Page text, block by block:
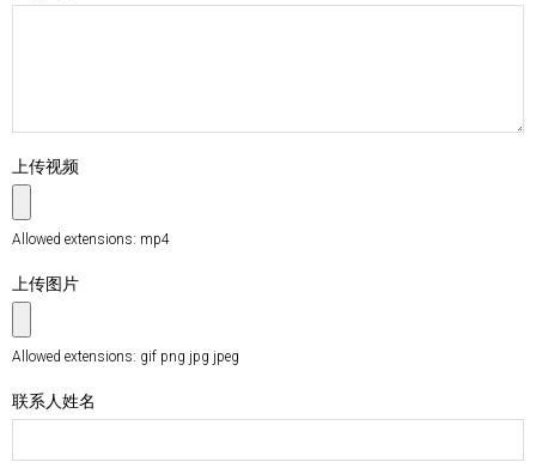
上传视频
Allowed extensions: mp4
上传图片
Allowed extensions: gif png jpg jpeg
联系人姓名